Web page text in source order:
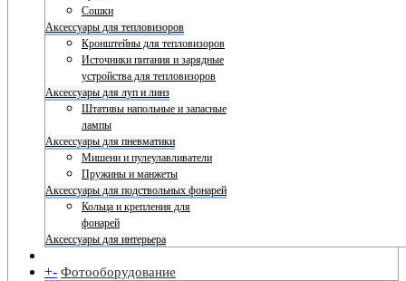
Сошки
Аксессуары для тепловизоров
Кронштейны для тепловизоров
Источники питания и зарядные
устройства для тепловизоров
Аксессуары для луп и линз
Штативы напольные и запасные
лампы
Аксессуары для пневматики
Мишени и пулеулавливатели
Пружины и манжеты
Аксессуары для подствольных фонарей
Кольца и крепления для
фонарей
Аксессуары для интерьера
+- Фотооборудование